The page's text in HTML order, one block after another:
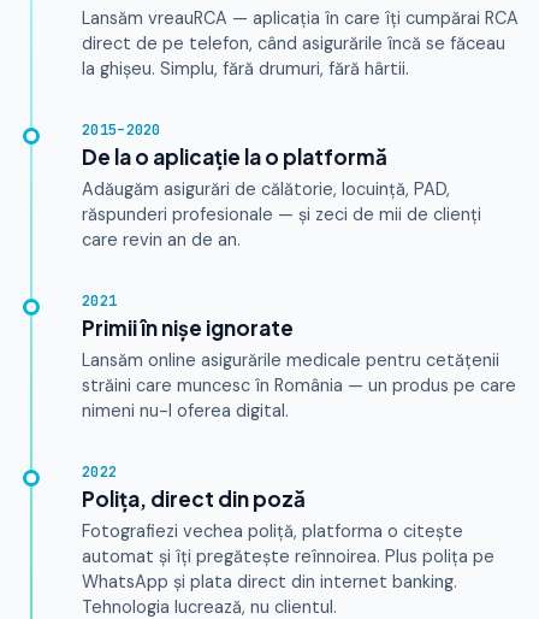
Lansăm vreauRCA — aplicația în care îți cumpărai RCA
direct de pe telefon, când asigurările încă se făceau
la ghișeu. Simplu, fără drumuri, fără hârtii.
2015–2020
De la o aplicație la o platformă
Adăugăm asigurări de călătorie, locuință, PAD,
răspunderi profesionale — și zeci de mii de clienți
care revin an de an.
2021
Primii în nișe ignorate
Lansăm online asigurările medicale pentru cetățenii
străini care muncesc în România — un produs pe care
nimeni nu-l oferea digital.
2022
Polița, direct din poză
Fotografiezi vechea poliță, platforma o citește
automat și îți pregătește reînnoirea. Plus polița pe
WhatsApp și plata direct din internet banking.
Tehnologia lucrează, nu clientul.